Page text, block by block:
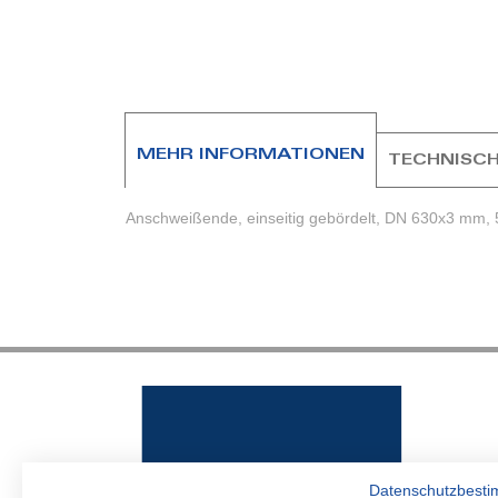
MEHR INFORMATIONEN
Anschweißende, einseitig gebördelt, DN 630x3